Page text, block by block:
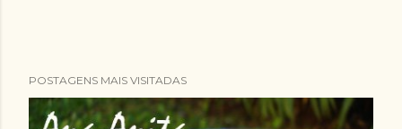
POSTAGENS MAIS VISITADAS